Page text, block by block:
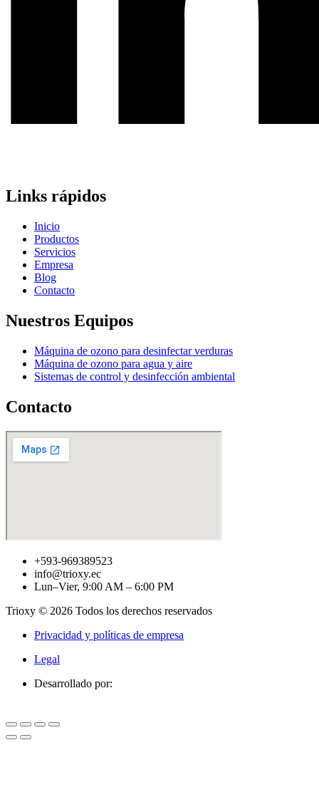
Links rápidos
Inicio
Productos
Servicios
Empresa
Blog
Contacto
Nuestros Equipos
Máquina de ozono para desinfectar verduras
Máquina de ozono para agua y aire
Sistemas de control y desinfección ambiental
Contacto
+593-969389523
info@trioxy.ec
Lun–Vier, 9:00 AM – 6:00 PM
Trioxy © 2026 Todos los derechos reservados
Privacidad y políticas de empresa
Legal
Desarrollado por: